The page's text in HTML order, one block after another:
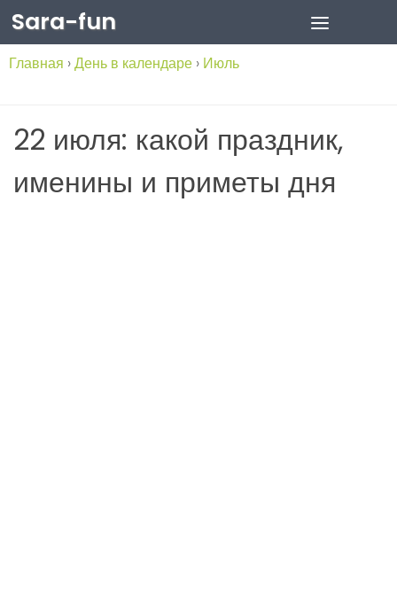
Skip to content
Sara-fun
Главная ›День в календаре › Июль
22 июля: какой праздник,
именины и приметы дня